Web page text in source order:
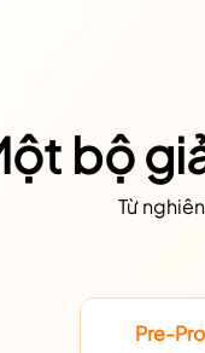
Pre-
bộ
Từ